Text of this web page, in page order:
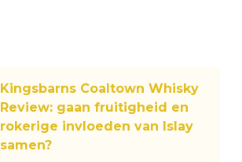
Kingsbarns Coaltown Whisky
Review: gaan fruitigheid en
rokerige invloeden van Islay
samen?